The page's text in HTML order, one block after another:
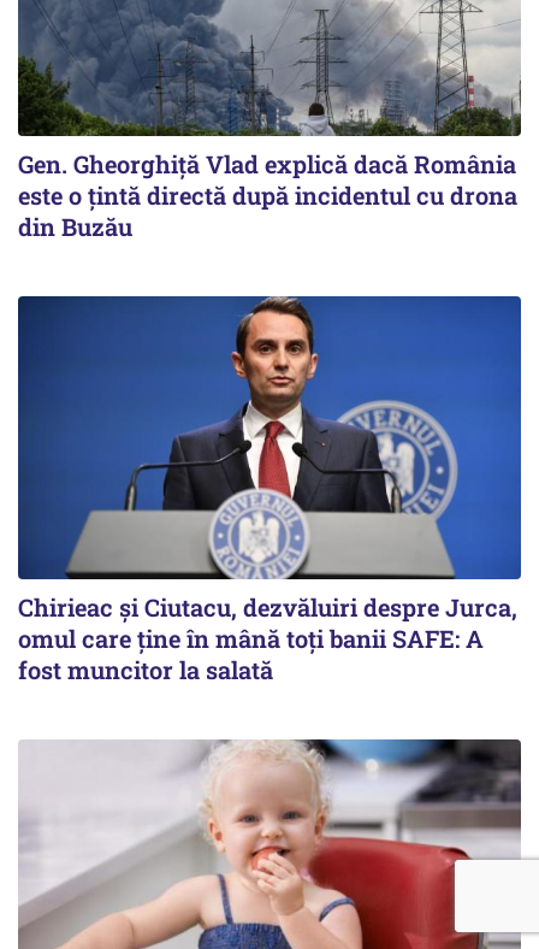
Gen. Gheorghiță Vlad explică dacă România
este o țintă directă după incidentul cu drona
din Buzău
Chirieac și Ciutacu, dezvăluiri despre Jurca,
omul care ține în mână toți banii SAFE: A
fost muncitor la salată